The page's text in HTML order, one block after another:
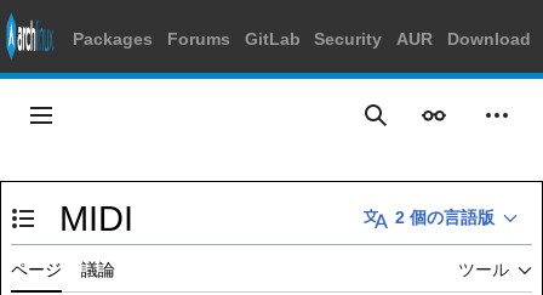
Packages Forums GitLab Security AUR Download
に
ス
キ
メインメニュー 検索 表示 個人
目次の表示・非表示を切り替え
MIDI 2 個の言語版
ページ 議論 ツール